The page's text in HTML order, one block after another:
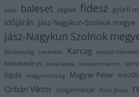
autó baleset cegléd fidesz györfi
időjárás Jász-Nagykun-Szolnok megye
Jász-Nagykun Szolnok
Jászkunság karambol Karcag
koronavírus kosárlabda kunszentmárton
lopás magyarország Magyar Péter
Orbán Viktor polgármester Pócs János